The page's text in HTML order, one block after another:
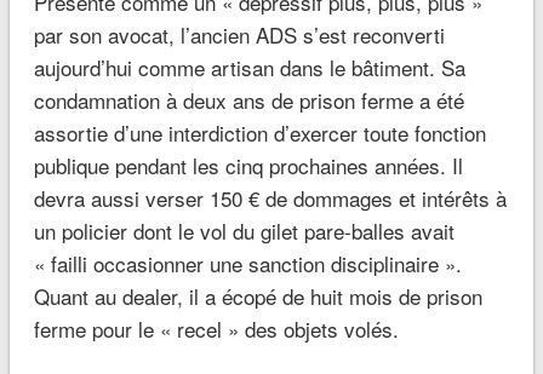
par son avocat, l’ancien ADS s’est reconverti
aujourd’hui comme artisan dans le bâtiment. Sa
condamnation à deux ans de prison ferme a été
assortie d’une interdiction d’exercer toute fonction
publique pendant les cinq prochaines années. Il
devra aussi verser 150 € de dommages et intérêts à
un policier dont le vol du gilet pare-balles avait
« failli occasionner une sanction disciplinaire ».
Quant au dealer, il a écopé de huit mois de prison
ferme pour le « recel » des objets volés.